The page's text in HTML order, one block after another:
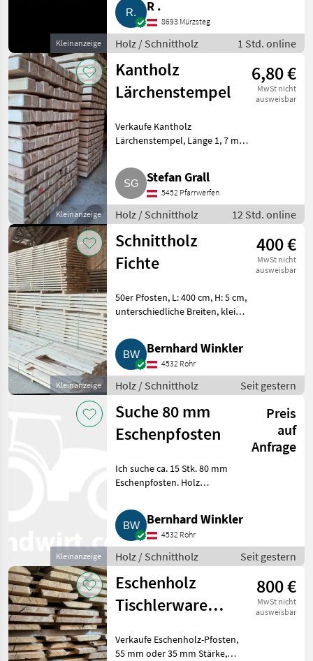
Kleinanzeige
Nuss, Mahagoni, Kirsche, Esche.
Holz Schnittholz
R .
8693 Mürzsteg
Holz / Schnittholz 1 Std. online
Kleinanzeige
Kantholz
Lärchenstempel
6,80 €
MwSt nicht
ausweisbar
Verkaufe Kantholz
Lärchenstempel, Länge 1, 7 m,
Holz Schnittholz
Stefan Grall
5452 Pfarrwerfen
Holz / Schnittholz 12 Std. online
Kleinanzeige
Schnittholz
Fichte
400 €
MwSt nicht
ausweisbar
50er Pfosten, L: 400 cm, H: 5 cm,
unterschiedliche Breiten, kleine
der Halle gelagert. Preis pro rm.
Besichtigung jederzeit möglich.
Bernhard Winkler
4532 Rohr
Holz / Schnittholz Seit gestern
Kleinanzeige
Suche 80 mm
Eschenpfosten
Preis
auf
Anfrage
Ich suche ca. 15 Stk. 80 mm
Eschenpfosten. Holz
Bernhard Winkler
4532 Rohr
Holz / Schnittholz Seit gestern
Eschenholz
Tischlerware
Pfosten
800 €
MwSt nicht
ausweisbar
Verkaufe Eschenholz-Pfosten,
55 mm oder 35 mm Stärke,